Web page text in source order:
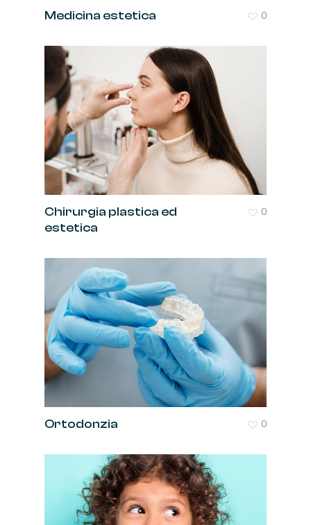
Medicina estetica 0
Chirurgia plastica ed
estetica
0
Ortodonzia 0